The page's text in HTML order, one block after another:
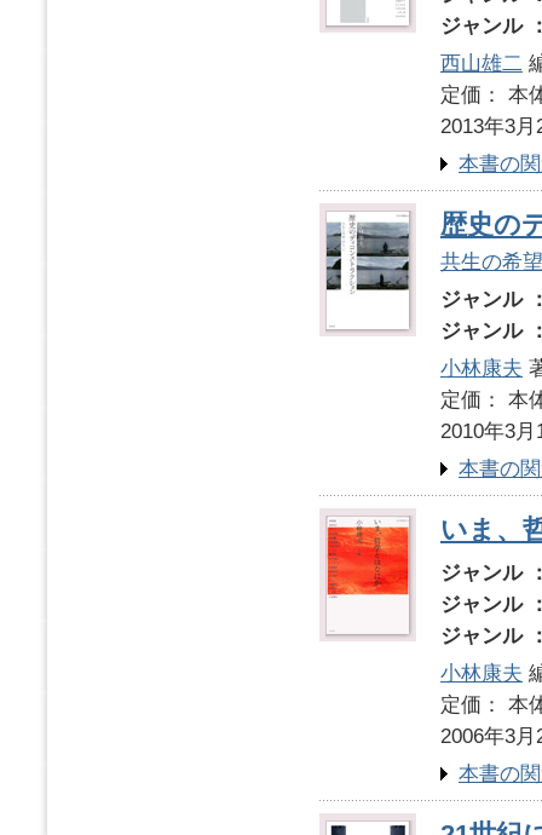
ジャンル
西山雄二
定価：
2013年3月
本書の
歴史の
共生の希
ジャンル
ジャンル
小林康夫
定価：
2010年3月
本書の
いま、
ジャンル
ジャンル
ジャンル
小林康夫
定価：
2006年3月
本書の